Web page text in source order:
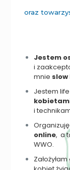
oraz
Jestem
i
mnie
Jestem
i
Organizuję
online, a
WWO.
Założyłam